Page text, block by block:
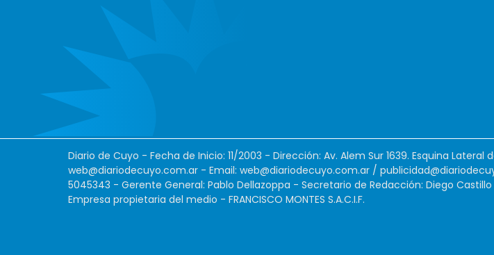
Diario de Cuyo - Fecha de Inicio: 11/2003 - Dirección: Av. Alem Sur 1639. Esquina
web@diariodecuyo.com.ar - Email: web@diariodecuyo.com.ar /
5045343 - Gerente General: Pablo Dellazoppa - Secretario de Redacción: Diego
Empresa propietaria del medio - FRANCISCO MONTES S.A.C.I.F.